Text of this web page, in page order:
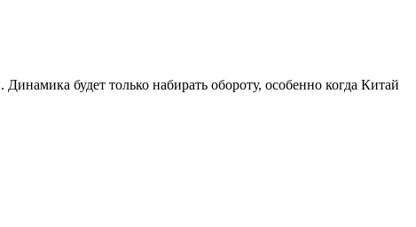
будет только набирать обороту, особенно когда Китай